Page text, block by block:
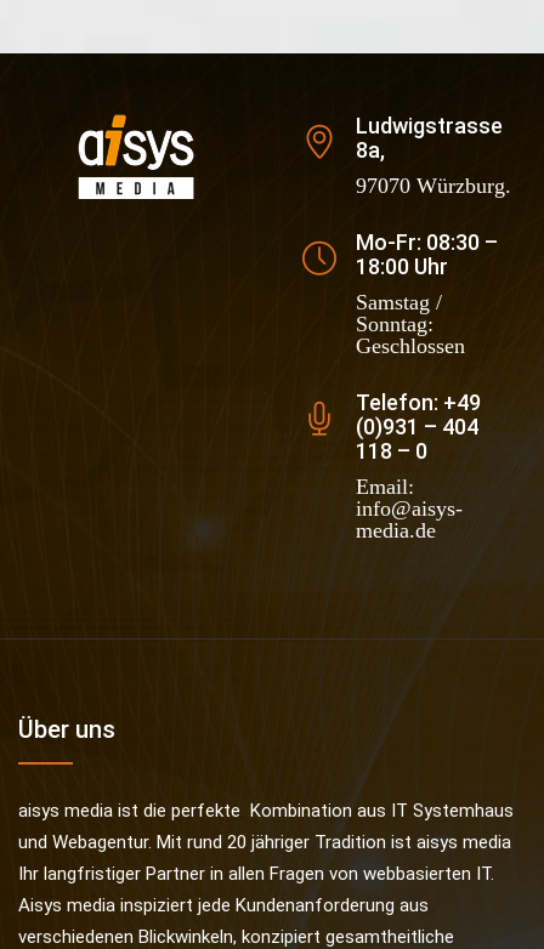
Ludwigstrasse
8a,
97070 Würzburg.
Mo-Fr: 08:30 –
18:00 Uhr
Samstag /
Sonntag:
Geschlossen
Telefon: +49
(0)931 – 404
118 – 0
Email:
info@aisys-
media.de
Über uns
aisys media ist die perfekte Kombination aus IT Systemhaus
und Webagentur. Mit rund 20 jähriger Tradition ist aisys media
Ihr langfristiger Partner in allen Fragen von webbasierten IT.
Aisys media inspiziert jede Kundenanforderung aus
verschiedenen Blickwinkeln, konzipiert gesamtheitliche